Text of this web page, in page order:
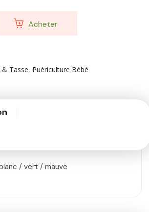
Acheter
Tasse, Puériculture Bébé
/ vert / mauve